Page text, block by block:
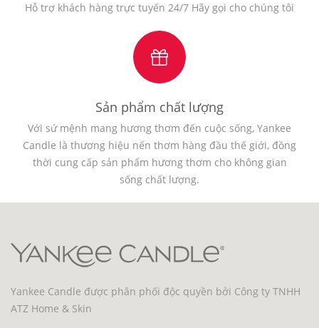
Hỗ trợ khách hàng trực tuyến 24/7 Hãy gọi cho chúng tôi
Sản phẩm chất lượng
Với sứ mệnh mang hương thơm đến cuộc sống, Yankee
Candle là thương hiệu nến thơm hàng đầu thế giới, đồng
thời cung cấp sản phẩm hương thơm cho không gian
sống chất lượng.
Yankee Candle được phân phối độc quyền bởi Công ty TNHH
ATZ Home & Skin